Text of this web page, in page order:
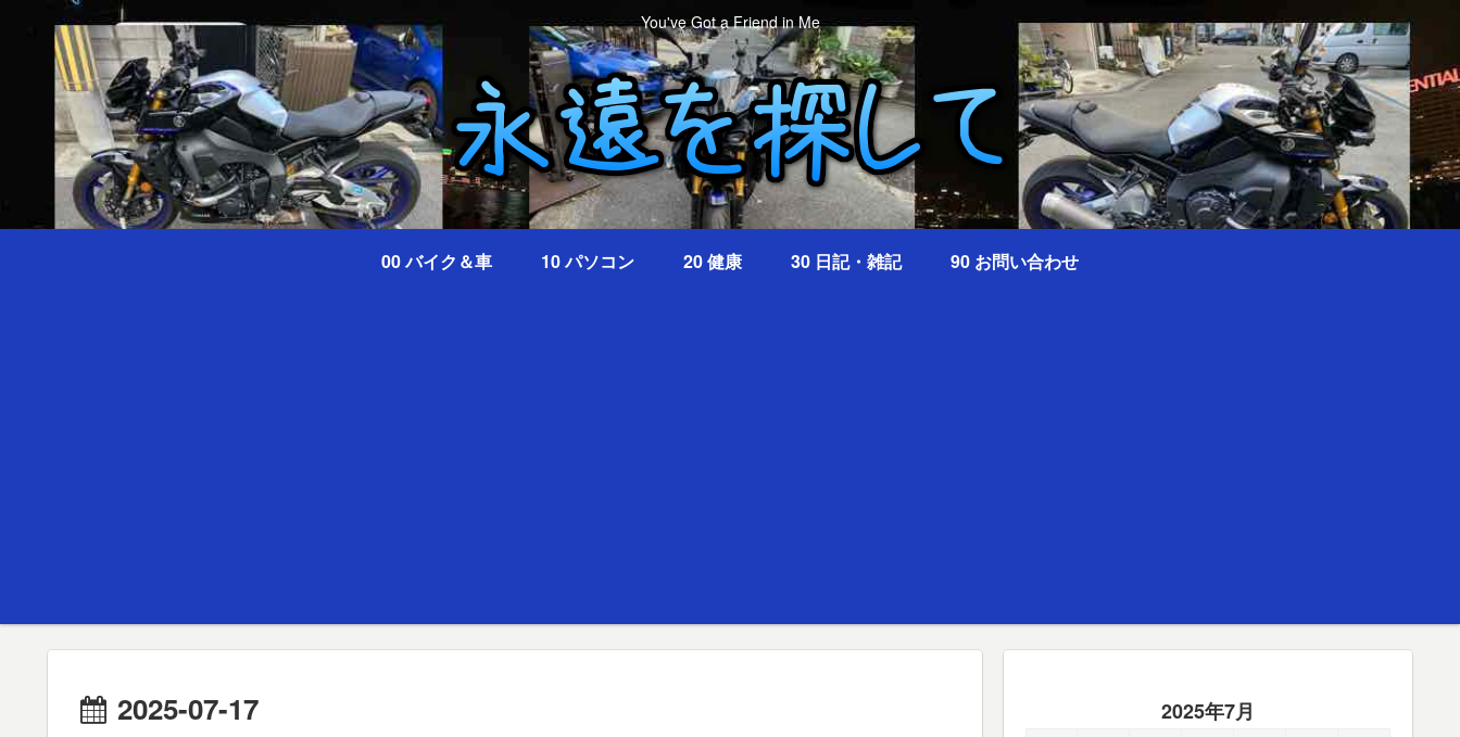
You've Got a Friend in Me
00 バイク＆車 10 パソコン 20 健康 30 日記・雑記 90 お問い合わせ
2025-07-17
2025年7月